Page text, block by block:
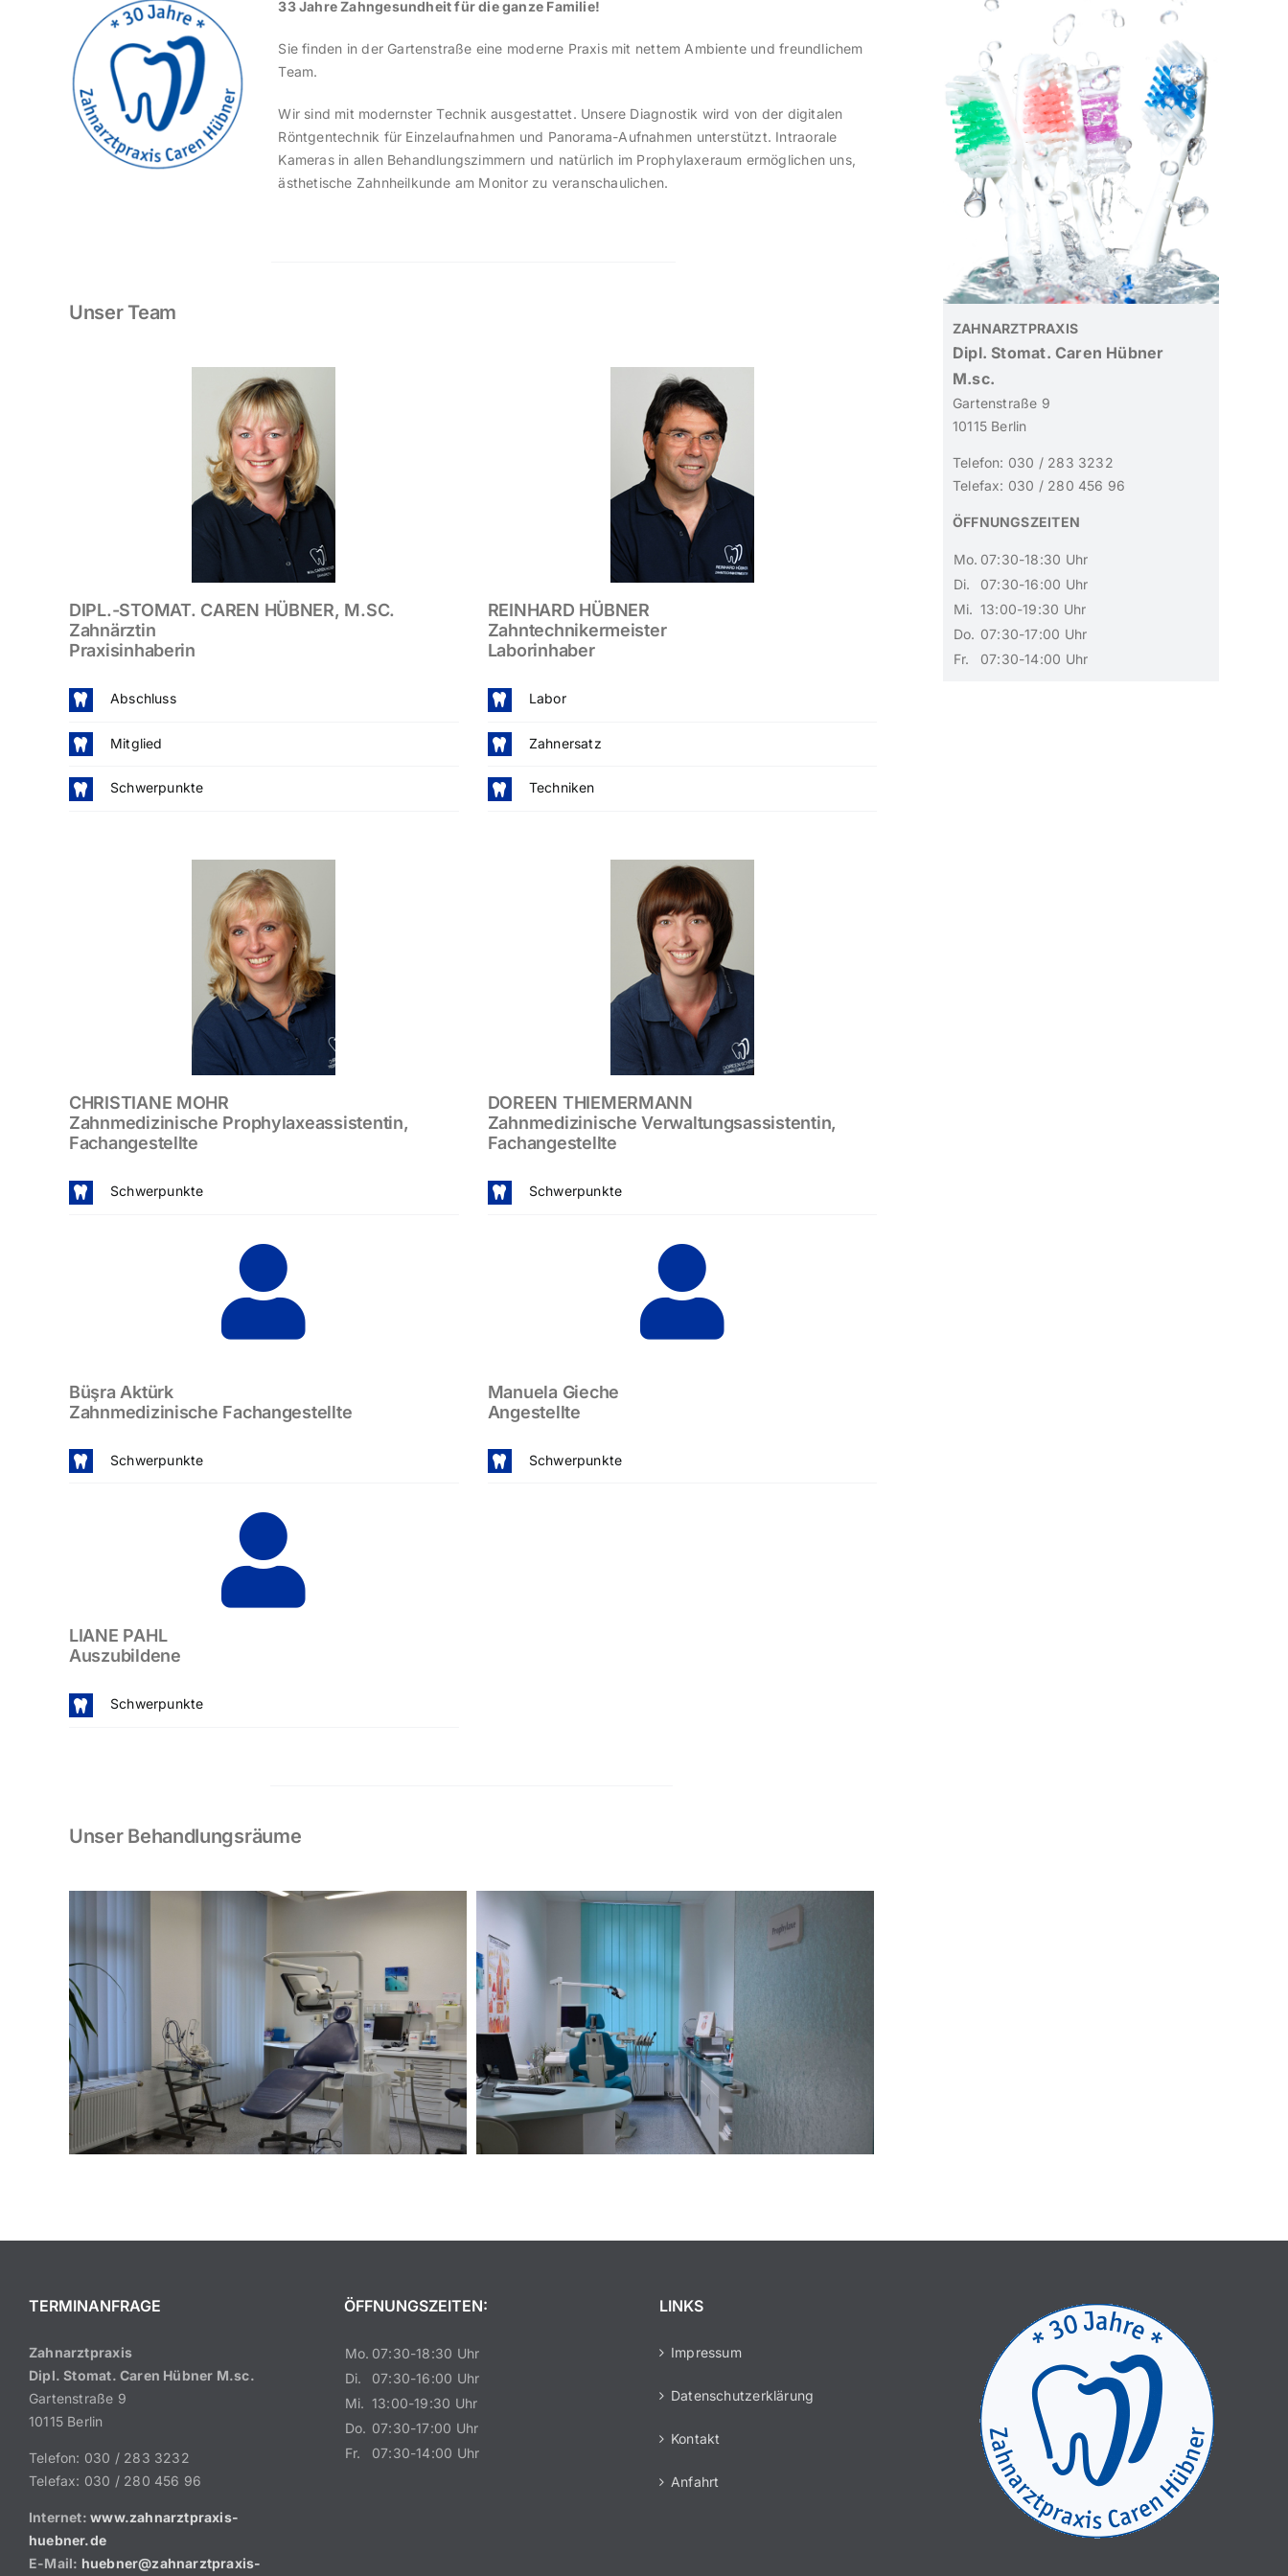
33 Jahre Zahngesundheit für die ganze Familie!
Sie finden in der Gartenstraße eine moderne Praxis mit nettem Ambiente und freundlichem
Team.
Wir sind mit modernster Technik ausgestattet. Unsere Diagnostik wird von der digitalen
Röntgentechnik für Einzelaufnahmen und Panorama-Aufnahmen unterstützt. Intraorale
Kameras in allen Behandlungszimmern und natürlich im Prophylaxeraum ermöglichen uns,
ästhetische Zahnheilkunde am Monitor zu veranschaulichen.
Unser Team
DIPL.-STOMAT. CAREN HÜBNER, M.SC.
Zahnärztin
Praxisinhaberin
Abschluss
Mitglied
Schwerpunkte
REINHARD HÜBNER
Zahntechnikermeister
Laborinhaber
Labor
Zahnersatz
Techniken
CHRISTIANE MOHR
Zahnmedizinische Prophylaxeassistentin,
Fachangestellte
Schwerpunkte
DOREEN THIEMERMANN
Zahnmedizinische Verwaltungsassistentin,
Fachangestellte
Schwerpunkte
Büşra Aktürk
Zahnmedizinische Fachangestellte
Schwerpunkte
Manuela Gieche
Angestellte
Schwerpunkte
LIANE PAHL
Auszubildene
Schwerpunkte
Unser Behandlungsräume
ZAHNARZTPRAXIS
Dipl. Stomat. Caren Hübner
M.sc.
Gartenstraße 9
10115 Berlin
Telefon: 030 / 283 3232
Telefax: 030 / 280 456 96
ÖFFNUNGSZEITEN
Mo. 07:30-18:30 Uhr
Di.
07:30-16:00 Uhr
Mi. 13:00-19:30 Uhr
Do. 07:30-17:00 Uhr
Fr.
07:30-14:00 Uhr
TERMINANFRAGE
Zahnarztpraxis
Dipl. Stomat. Caren Hübner M.sc.
Gartenstraße 9
10115 Berlin
Telefon: 030 / 283 3232
Telefax: 030 / 280 456 96
Internet:www.zahnarztpraxis-
huebner.de
E-Mail: huebner@zahnarztpraxis-
ÖFFNUNGSZEITEN:
Mo. 07:30-18:30 Uhr
Di.
07:30-16:00 Uhr
Mi. 13:00-19:30 Uhr
Do. 07:30-17:00 Uhr
Fr.
07:30-14:00 Uhr
LINKS
Impressum
Datenschutzerklärung
Kontakt
Anfahrt